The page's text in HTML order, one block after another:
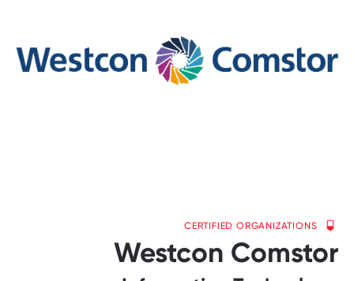
CERTIFIED ORGANIZATIONS
Westcon Comstor